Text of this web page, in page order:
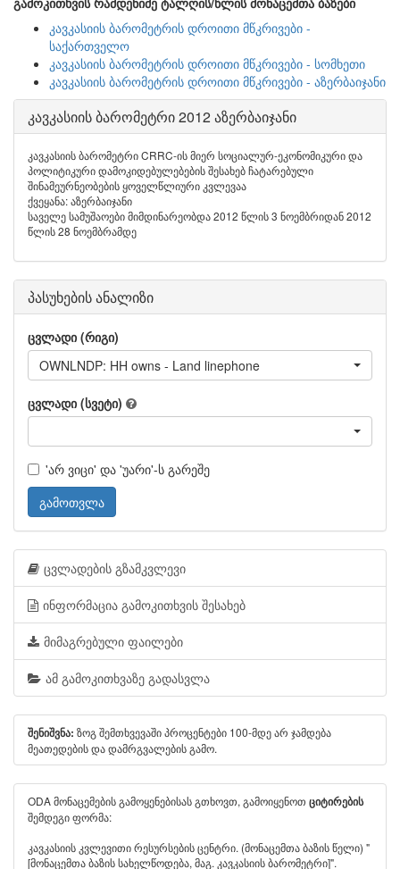
კავკასიის ბარომეტრის დროითი მწკრივები -
საქართველო
კავკასიის ბარომეტრის დროითი მწკრივები - სომხეთი
კავკასიის ბარომეტრის დროითი მწკრივები - აზერბაიჯანი
კავკასიის ბარომეტრი 2012 აზერბაიჯანი
კავკასიის ბარომეტრი CRRC-ის მიერ სოციალურ-ეკონომიკური და
პოლიტიკური დამოკიდებულებების შესახებ ჩატარებული
შინამეურნეობების ყოველწლიური კვლევაა
ქვეყანა: აზერბაიჯანი
საველე სამუშაოები მიმდინარეობდა 2012 წლის 3 ნოემბრიდან 2012
წლის 28 ნოემბრამდე
პასუხების ანალიზი
ცვლადი (რიგი)
OWNLNDP: HH owns - Land linephone
ცვლადი (სვეტი)
'არ ვიცი' და 'უარი'-ს გარეშე
გამოთვლა
ცვლადების გზამკვლევი
ინფორმაცია გამოკითხვის შესახებ
მიმაგრებული ფაილები
ამ გამოკითხვაზე გადასვლა
შენიშვნა: ზოგ შემთხვევაში პროცენტები 100-მდე არ ჯამდება
მეათედების და დამრგვალების გამო.
ODA მონაცემების გამოყენებისას გთხოვთ, გამოიყენოთ ციტირების
შემდეგი ფორმა:
კავკასიის კვლევითი რესურსების ცენტრი. (მონაცემთა ბაზის წელი) "
[მონაცემთა ბაზის სახელწოდება, მაგ. კავკასიის ბარომეტრი]".